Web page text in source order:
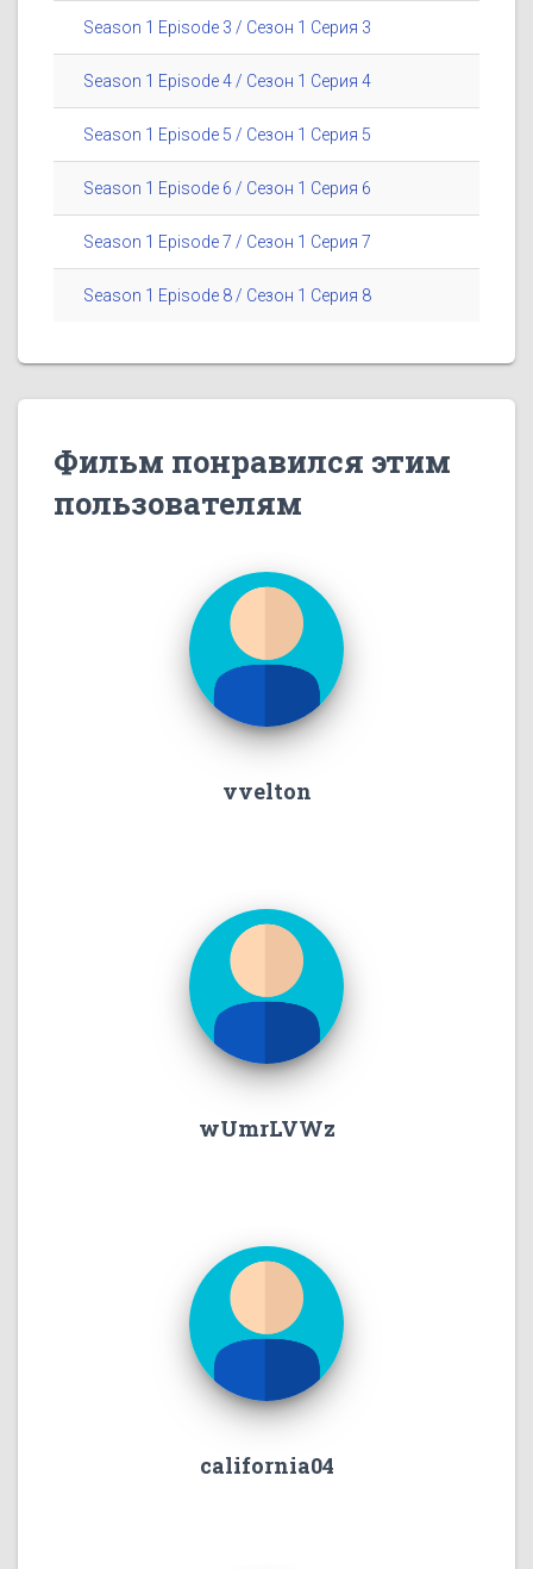
Season 1 Episode 3 / Сезон 1 Серия 3
Season 1 Episode 4 / Сезон 1 Серия 4
Season 1 Episode 5 / Сезон 1 Серия 5
Season 1 Episode 6 / Сезон 1 Серия 6
Season 1 Episode 7 / Сезон 1 Серия 7
Season 1 Episode 8 / Сезон 1 Серия 8
Фильм понравился этим
пользователям
vvelton
wUmrLVWz
california04